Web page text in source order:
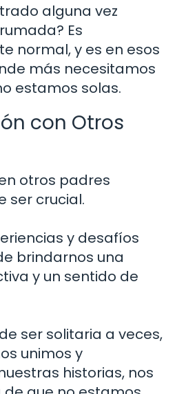
alguna vez
Es
normal, y es en esos
más necesitamos
estamos solas.
con Otros
otros padres
ser crucial.
y desafíos
brindarnos una
y un sentido de
ser solitaria a veces,
unimos y
historias, nos